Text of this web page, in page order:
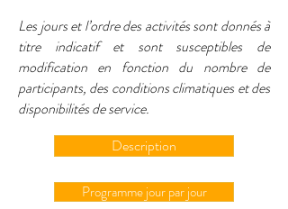
Les jours et l’ordre des activités sont donnés à
titre indicatif et sont susceptibles de
modification en fonction du nombre de
participants, des conditions climatiques et des
disponibilités de service.
Description
Programme jour par jour